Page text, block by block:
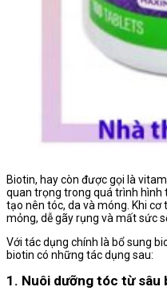
Biotin, hay còn được gọi là
quan trọng trong quá trình
tạo nên tóc, da và móng. Khi
mỏng, dễ gãy rụng và mất sức
Với tác dụng chính là bổ sung
biotin có những tác dụng sau:
1. Nuôi dưỡng tóc từ sâu